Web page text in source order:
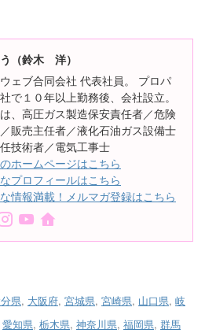
（鈴木 洋）
ェブ合同会社 代表社員。 プロパ
で１０年以上勤務後、会社設立。
、高圧ガス製造保安責任者／危険
販売主任者／液化石油ガス設備士
技術者／電気工事士
ホームページはこちら
プロフィールはこちら
情報満載！メルマガ登録はこちら
県, 大阪府, 宮城県, 宮崎県, 山口県, 岐
愛知県, 栃木県, 神奈川県, 福岡県, 群馬